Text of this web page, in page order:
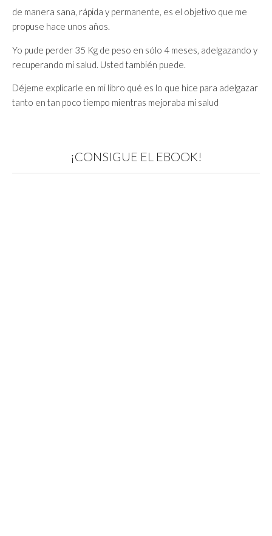
de manera sana, rápida y permanente, es el objetivo que me
propuse hace unos años.
Yo pude perder 35 Kg de peso en sólo 4 meses, adelgazando y
recuperando mi salud. Usted también puede.
Déjeme explicarle en mi libro qué es lo que hice para adelgazar
tanto en tan poco tiempo mientras mejoraba mi salud
¡CONSIGUE EL EBOOK!